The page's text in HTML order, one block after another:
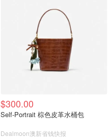
$300.00
Self-Portrait 棕色皮革水桶包
Dealmoon澳新省钱快报